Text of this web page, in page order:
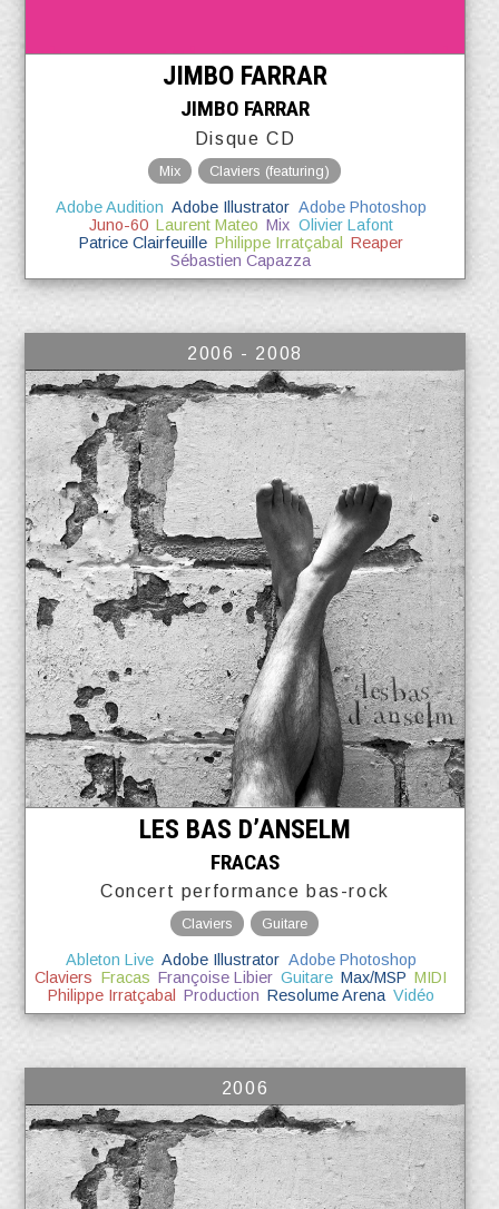
JIMBO FARRAR
JIMBO FARRAR
Disque CD
Mix Claviers (featuring)
Adobe Audition Adobe Illustrator Adobe Photoshop
Juno-60 Laurent Mateo Mix Olivier Lafont
Patrice Clairfeuille Philippe Irratçabal
Reaper
Sébastien Capazza
2006 - 2008
LES BAS D’ANSELM
FRACAS
Concert performance bas-rock
Claviers Guitare
Ableton Live Adobe Illustrator Adobe Photoshop
Claviers Fracas Françoise Libier Guitare Max/MSP MIDI
Philippe Irratçabal
Production Resolume Arena Vidéo
2006